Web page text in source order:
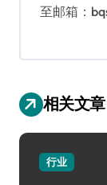
至邮箱：
相关文章
行业